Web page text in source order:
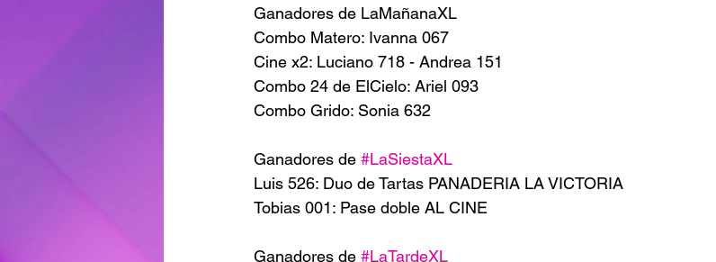
Ganadores de LaMañanaXL
Combo Matero: Ivanna 067
Cine x2: Luciano 718 - Andrea 151
Combo 24 de ElCielo: Ariel 093
Combo Grido: Sonia 632
Ganadores de #LaSiestaXL
Luis 526: Duo de Tartas PANADERIA LA VICTORIA
Tobias 001: Pase doble AL CINE
Ganadores de #LaTardeXL